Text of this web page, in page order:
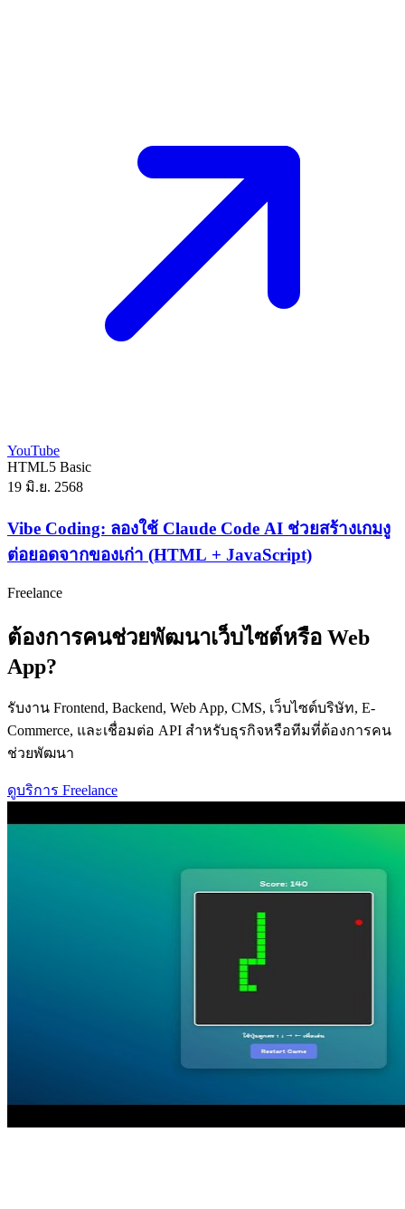
YouTube
HTML5 Basic
19 มิ.ย. 2568
Vibe Coding: ลองใช้ Claude Code AI ช่วยสร้างเกมงู
ต่อยอดจากของเก่า (HTML + JavaScript)
Freelance
ต้องการคนช่วยพัฒนาเว็บไซต์หรือ Web
App?
รับงาน Frontend, Backend, Web App, CMS, เว็บไซต์บริษัท, E-
Commerce, และเชื่อมต่อ API สำหรับธุรกิจหรือทีมที่ต้องการคน
ช่วยพัฒนา
ดูบริการ Freelance